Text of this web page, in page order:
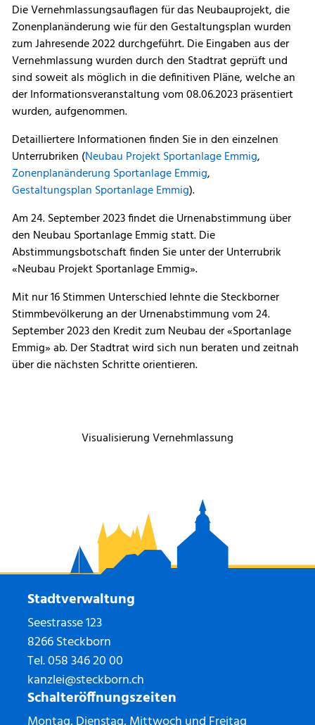
Die Vernehmlassungsauflagen für das Neubauprojekt, die
Zonenplanänderung wie für den Gestaltungsplan wurden
zum Jahresende 2022 durchgeführt. Die Eingaben aus der
Vernehmlassung wurden durch den Stadtrat geprüft und
sind soweit als möglich in die definitiven Pläne, welche an
der Informationsveranstaltung vom 08.06.2023 präsentiert
wurden, aufgenommen.
Detailliertere Informationen finden Sie in den einzelnen
Unterrubriken (Neubau Projekt Sportanlage Emmig,
Zonenplanänderung Sportanlage Emmig,
Gestaltungsplan Sportanlage Emmig).
Am 24. September 2023 findet die Urnenabstimmung über
den Neubau Sportanlage Emmig statt. Die
Abstimmungsbotschaft finden Sie unter der Unterrubrik
«Neubau Projekt Sportanlage Emmig».
Mit nur 16 Stimmen Unterschied lehnte die Steckborner
Stimmbevölkerung an der Urnenabstimmung vom 24.
September 2023 den Kredit zum Neubau der «Sportanlage
Emmig» ab. Der Stadtrat wird sich nun beraten und zeitnah
über die nächsten Schritte orientieren.
Visualisierung Vernehmlassung
Stadtverwaltung
Seestrasse 123
8266 Steckborn
Tel.058 346 20 00
kanzlei@steckborn.ch
Schalteröffnungszeiten